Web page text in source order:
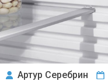
Артур Серебрин